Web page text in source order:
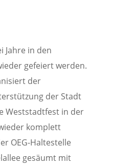
Jahre in den
gefeiert werden.
der
der Stadt
Weststadtfest in der
komplett
OEG-Haltestelle
gesäumt mit